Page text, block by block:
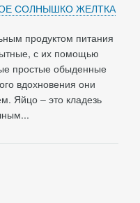
СОЛНЫШКО ЖЕЛТКА
продуктом питания
с их помощью
простые обыденные
вдохновения они
Яйцо – это кладезь